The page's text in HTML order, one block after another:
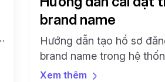
brand name
Hướng dẫn tạo hồ sơ
brand name trong hệ
quản lý nội dung tin nhắn
Xem thêm